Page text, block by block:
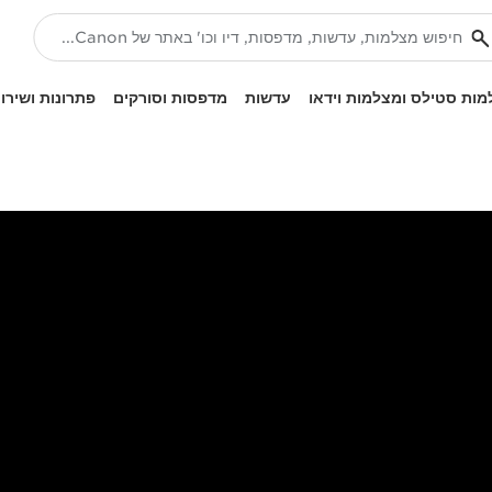
סטילס ומצלמות וידאו עדשות מדפסות וסורקים פתרונות